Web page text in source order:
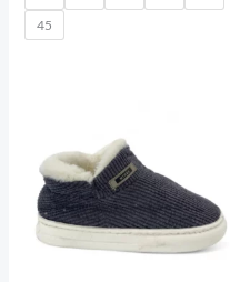
45